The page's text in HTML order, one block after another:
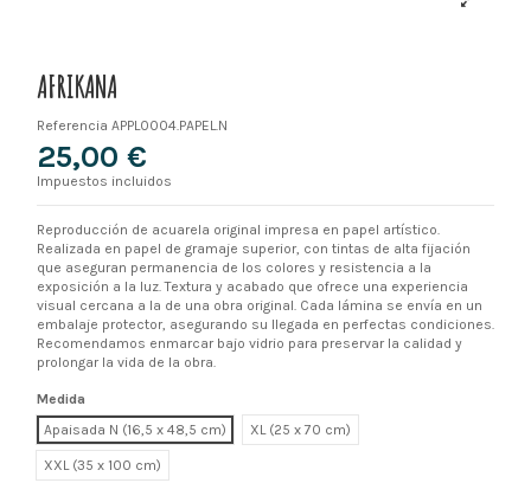
AFRIKANA
Referencia APPL0004.PAPEL.N
25,00 €
Impuestos incluidos
Reproducción de acuarela original impresa en papel artístico.
Realizada en papel de gramaje superior, con tintas de alta fijación
que aseguran permanencia de los colores y resistencia a la
exposición a la luz. Textura y acabado que ofrece una experiencia
visual cercana a la de una obra original. Cada lámina se envía en un
embalaje protector, asegurando su llegada en perfectas condiciones.
Recomendamos enmarcar bajo vidrio para preservar la calidad y
prolongar la vida de la obra.
Medida
Apaisada N (16,5 x 48,5 cm)
XL
XXL